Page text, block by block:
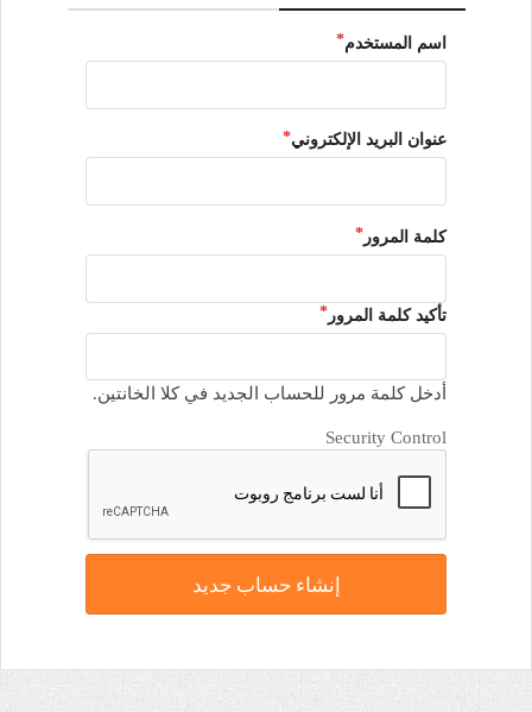
اسم المستخدم
عنوان البريد الإلكتروني
كلمة المرور
تأكيد كلمة المرور
أدخل كلمة مرور للحساب الجديد في كلا الخانتين.
Security Control